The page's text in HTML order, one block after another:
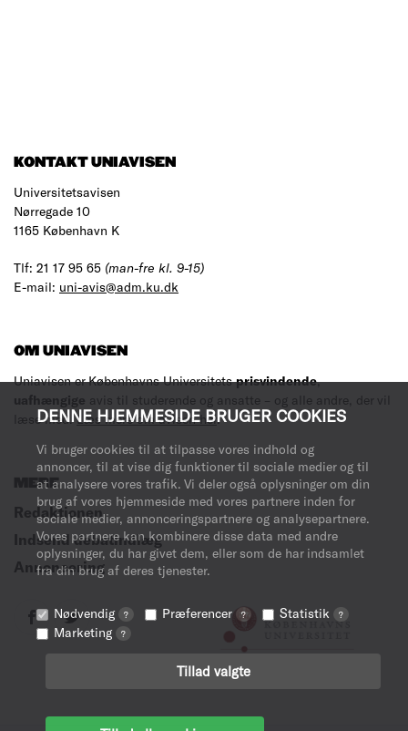
DENNE HJEMMESIDE BRUGER COOKIES
Vi bruger cookies til at tilpasse vores indhold og
annoncer, til at vise dig funktioner til sociale medier og til
at analysere vores trafik. Vi deler også oplysninger om din
brug af vores hjemmeside med vores partnere inden for
sociale medier, annonceringspartnere og analysepartnere.
Vores partnere kan kombinere disse data med andre
oplysninger, du har givet dem, eller som de har indsamlet
fra din brug af deres tjenester.
Nødvendig ? Præferencer ? Statistik ?
Marketing ?
Tillad valgte
KONTAKT UNIAVISEN
Universitetsavisen
Nørregade 10
1165 København K
Tlf: 21 17 95 65 (man-fre kl. 9-15)
E-mail: uni-avis@adm.ku.dk
OM UNIAVISEN
Uniavisen er Københavns Universitetsprisvindende,
uafhængige avis til studerende og ansatte – og alle andre, der vil
læse med.Læs mere om avisen her.
MERE
Redaktionen
Indsend debatindlæg
Annoncering